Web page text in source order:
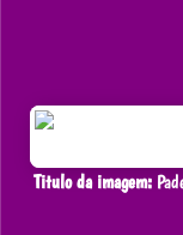
Titulo da imagem: